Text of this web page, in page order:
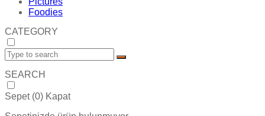
Foodies
CATEGORY
SEARCH
Sepet (0) Kapat